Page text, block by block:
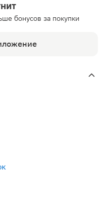
бонусов за покупки